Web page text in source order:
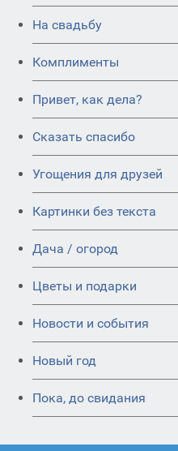
На свадьбу
Комплименты
Привет, как дела?
Сказать спасибо
Угощения для друзей
Картинки без текста
Дача / огород
Цветы и подарки
Новости и события
Новый год
Пока, до свидания